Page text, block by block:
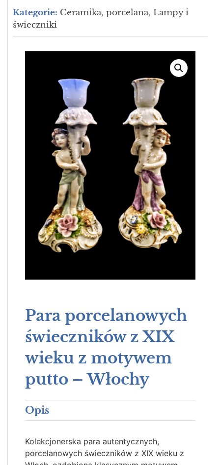
Kategorie: Ceramika, porcelana, Lampy i
świeczniki
Para porcelanowych
świeczników z XIX
wieku z motywem
putto – Włochy
Opis
Kolekcjonerska para autentycznych,
porcelanowych świeczników z XIX wieku z